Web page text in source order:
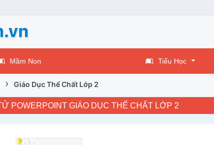
Mầm Non Tiểu Học
› Giáo Dục Thể Chất Lớp 2
POWERPOINT GIÁO DỤC THỂ CHẤT LỚP 2